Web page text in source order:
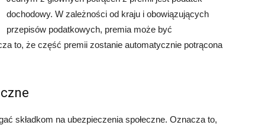
dochodowy. W zależności od kraju i obowiązujących
przepisów podatkowych, premia może być
to, że część premii zostanie automatycznie potrącona
składkom na ubezpieczenia społeczne. Oznacza to,